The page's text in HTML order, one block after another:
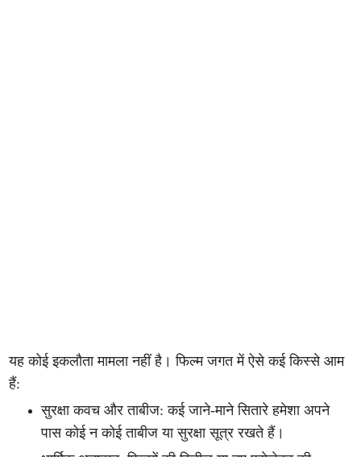
यह कोई इकलौता मामला नहीं है। फिल्म जगत में ऐसे कई किस्से आम
हैं:
सुरक्षा कवच और ताबीज: कई जाने-माने सितारे हमेशा अपने
पास कोई न कोई ताबीज या सुरक्षा सूत्र रखते हैं।